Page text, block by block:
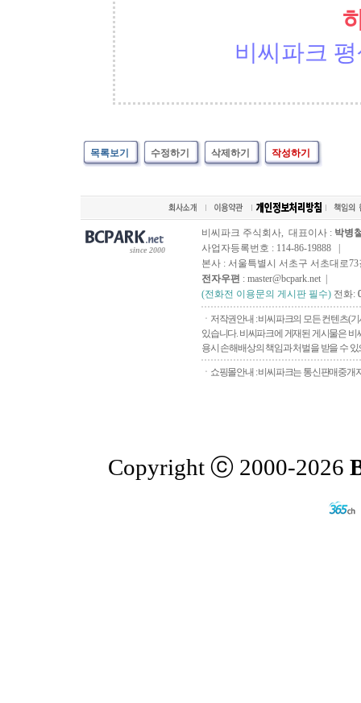
비씨파크
목록보기 수정하기 삭제하기 작성하기
since 2000
비씨파크 주식회사, 대표이사 : 박병
사업자등록번호 : 114-86-19888 |
본사 : 서울특별시 서초구 서초대로73
전자우편 : master@bcpark.net |
(전화전 이용문의 게시판 필수) 전화:
ㆍ저작권안내 : 비씨파크의 모든 컨텐츠(
있습니다. 비씨파크에 게재된 게시물은
용시 손해배상의 책임과 처벌을 받을 수
ㆍ쇼핑몰안내 : 비씨파크는 통신판매중개
Copyright ⓒ 2000-2026